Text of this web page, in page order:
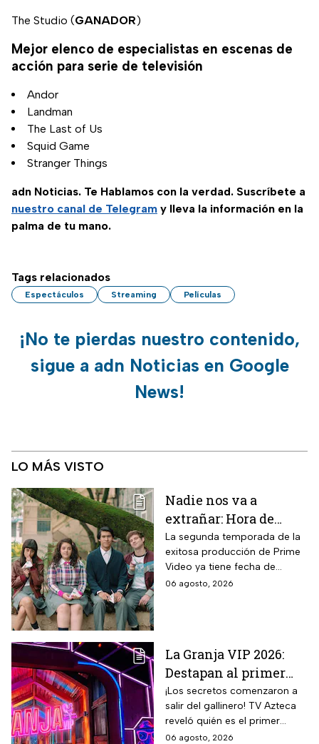
The Studio (GANADOR)
Mejor elenco de especialistas en escenas de
acción para serie de televisión
Andor
Landman
The Last of Us
Squid Game
Stranger Things
adn Noticias. Te Hablamos con la verdad. Suscríbete a
nuestro canal de Telegram y lleva la información en la
palma de tu mano.
Tags relacionados
Espectáculos Streaming Películas
¡No te pierdas nuestro contenido,
sigue a adn Noticias en Google
News!
LO MÁS VISTO
Nadie nos va a
extrañar: Hora de
estreno de la
Temporada 2 y reparto
completo
La segunda temporada de la
exitosa producción de Prime
Video ya tiene fecha de
estreno. Conoce el horario en
06 agosto, 2026
La Granja VIP 2026:
Destapan al primer
participante del
reality más viral de la
televisión mexicana
¡Los secretos comenzaron a
salir del gallinero! TV Azteca
reveló quién es el primer
granjero confirmado para la
06 agosto, 2026